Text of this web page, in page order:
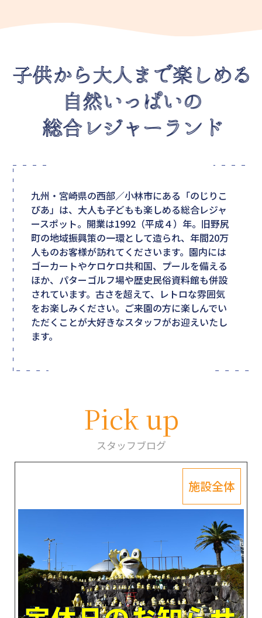
九州・宮崎県の西部／小林市にある「のじりこ
ぴあ」は、大人も子どもも楽しめる総合レジャ
ースポット。開業は1992（平成４）年。旧野尻
町の地域振興策の一環として造られ、年間20万
人ものお客様が訪れてくださいます。園内には
ゴーカートやケロケロ共和国、プールを備える
ほか、パターゴルフ場や歴史民俗資料館も併設
されています。古さを超えて、レトロな雰囲気
をお楽しみください。ご来園の方に楽しんでい
ただくことが大好きなスタッフがお迎えいたし
ます。
Pick up
スタッフブログ
施設全体